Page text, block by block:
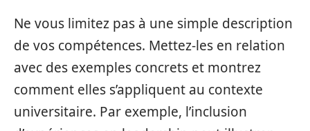
Ne vous limitez pas à une simple description
de vos compétences. Mettez-les en relation
avec des exemples concrets et montrez
comment elles s’appliquent au contexte
universitaire. Par exemple, l’inclusion